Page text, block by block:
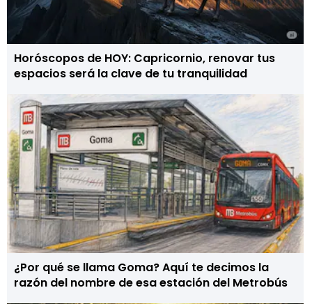
Horóscopos de HOY: Capricornio, renovar tus
espacios será la clave de tu tranquilidad
¿Por qué se llama Goma? Aquí te decimos la
razón del nombre de esa estación del Metrobús